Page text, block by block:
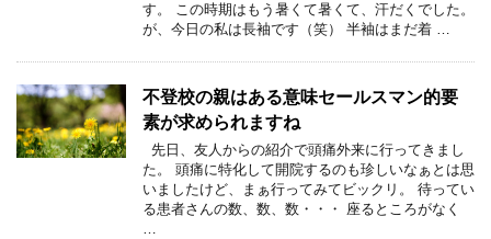
す。 この時期はもう暑くて暑くて、汗だくでした。
が、今日の私は長袖です（笑） 半袖はまだ着 …
不登校の親はある意味セールスマン的要
素が求められますね
先日、友人からの紹介で頭痛外来に行ってきまし
た。 頭痛に特化して開院するのも珍しいなぁとは思
いましたけど、まぁ行ってみてビックリ。 待ってい
る患者さんの数、数、数・・・ 座るところがなく
…